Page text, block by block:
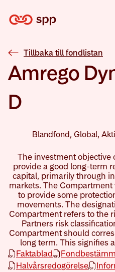
Tillbaka till fondlistan
Amrego
D
Blandfond, Global,
The investment
provide a good long-term
capital, primarily through
markets. The
to provide some
movements. The
Compartment refers to the
Partners risk
Compartment should
long term. This signifies
öppnas nytt fönster
Faktablad öppnas nytt
öppnas nytt fönster
Halvårsredogörelse